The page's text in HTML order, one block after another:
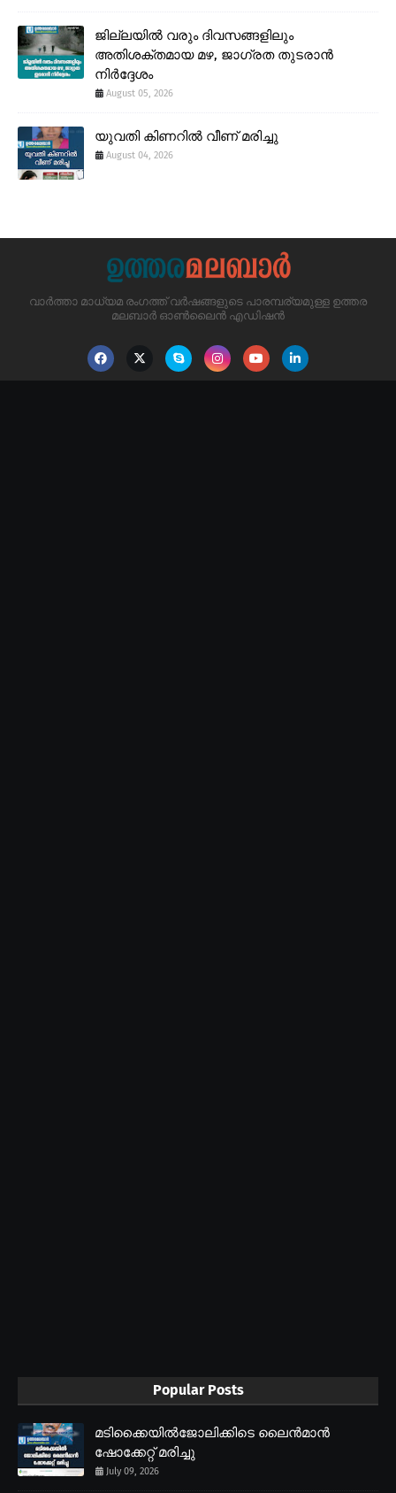
ജില്ലയിൽ വരും ദിവസങ്ങളിലും
അതിശക്തമായ മഴ, ജാഗ്രത തുടരാൻ
നിർദ്ദേശം
August 05, 2026
യുവതി കിണറിൽ വീണ് മരിച്ചു
August 04, 2026
വാർത്താ മാധ്യമ രംഗത്ത് വർഷങ്ങളുടെ പാരമ്പര്യമുള്ള ഉത്തര
മലബാർ ഓൺലൈൻ എഡിഷൻ
Popular Posts
മടിക്കൈയിൽജോലിക്കിടെ ലൈൻമാൻ
ഷോക്കേറ്റ് മരിച്ചു
July 09, 2026